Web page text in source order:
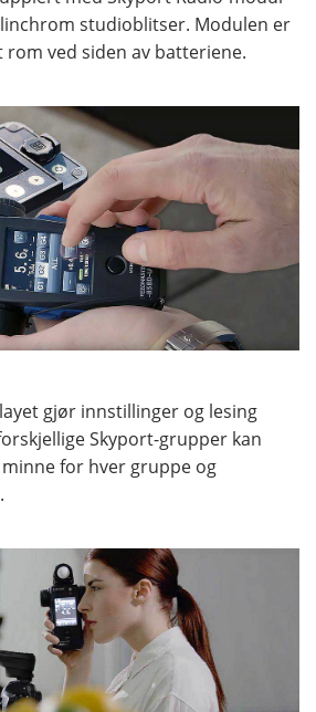
studioblitser. Modulen er
rom ved siden av batteriene.
gjør innstillinger og lesing
Skyport-grupper kan
for hver gruppe og